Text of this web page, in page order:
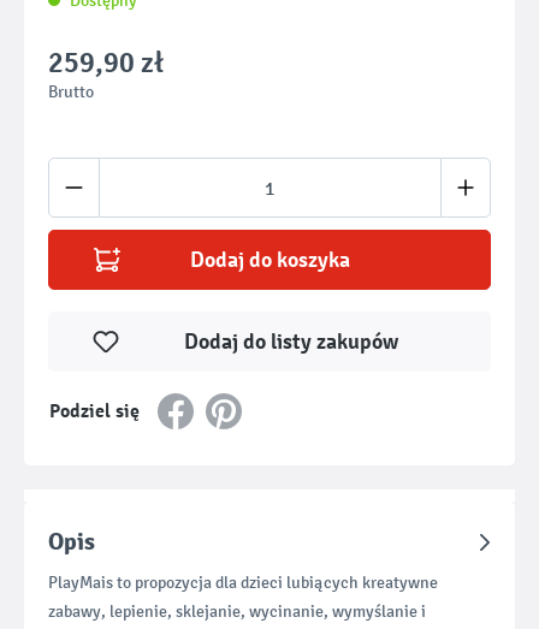
259,90 zł
Brutto
Ilość produktu: Wprowadź żądaną ilość
Dodaj do koszyka
Podziel się
Dodaj do listy zakupów
Opis
PlayMais to propozycja dla dzieci lubiących kreatywne
zabawy, lepienie, sklejanie, wycinanie, wymyślanie i